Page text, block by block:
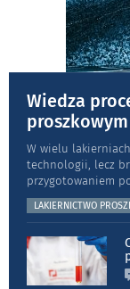
Wiedza
proszkowym
W wielu
technologii, lecz
przygotowaniem
LAKIERNICTWO